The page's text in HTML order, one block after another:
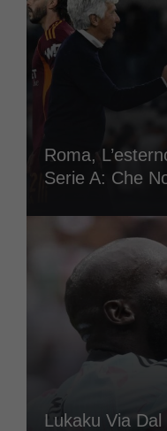
Roma,
Serie A: Che
Lukaku Via